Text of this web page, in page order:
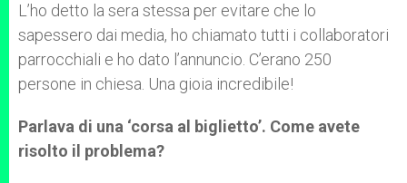
L’ho detto la sera stessa per evitare che lo
sapessero dai media, ho chiamato tutti i collaboratori
parrocchiali e ho dato l’annuncio. C’erano 250
persone in chiesa. Una gioia incredibile!
Parlava di una ‘corsa al biglietto’. Come avete
risolto il problema?